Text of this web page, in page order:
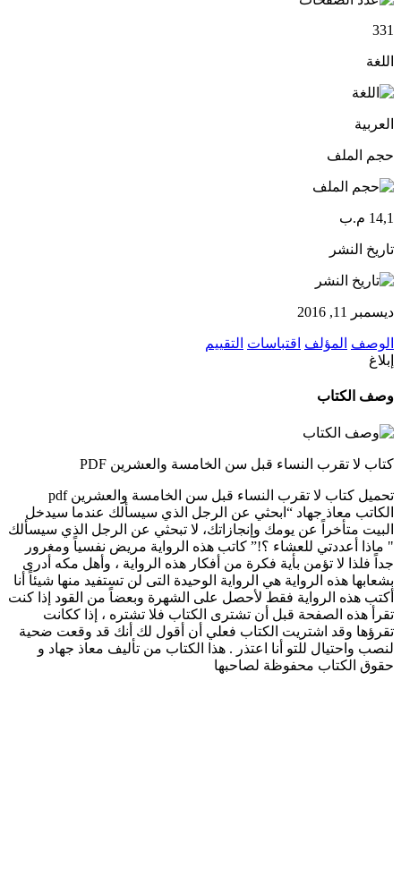
331
اللغة
العربية
حجم الملف
14,1 م.ب
تاريخ النشر
ديسمبر 11, 2016
الوصف المؤلف اقتباسات التقييم
إبلاغ
وصف الكتاب
كتاب لا تقرب النساء قبل سن الخامسة والعشرين PDF
تحميل كتاب لا تقرب النساء قبل سن الخامسة والعشرين pdf
الكاتب معاذ جهاد “ابحثي عن الرجل الذي سيسألك عندما سيدخل
البيت متأخراً عن يومك وإنجازاتك، لا تبحثي عن الرجل الذي سيسألك
" ماذا أعددتي للعشاء ؟!” كاتب هذه الرواية مريض نفسياً ومغرور
جداً فلذا لا تؤمن بأية فكرة من أفكار هذه الرواية ، وأهل مكه أدرى
بشعابها هذه الرواية هي الرواية الوحيدة التى لن تستفيد منها شيئاً أنا
أكتب هذه الرواية فقط لأحصل على الشهرة وبعضاً من القود إذا كنت
تقرأ هذه الصفحة قبل أن تشترى الكتاب فلا تشتره ، إذا ككانت
تقرؤها وقد اشتريت الكتاب فعلي أن أقول لك أنك قد وقعت ضحية
لنصب واحتيال للتو أنا اعتذر . هذا الكتاب من تأليف معاذ جهاد و
حقوق الكتاب محفوظة لصاحبها